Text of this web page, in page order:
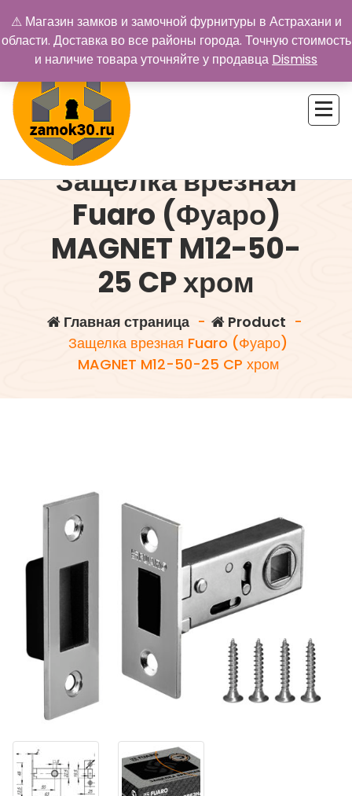
содержимому
Защелка врезная
Fuaro (Фуаро)
MAGNET M12-50-
25 CP хром
Главная страница - Product -
Защелка врезная Fuaro (Фуаро)
MAGNET M12-50-25 CP хром
⚠ Магазин замков и замочной фурнитуры в Астрахани и
области. Доставка во все районы города. Точную стоимость
и наличие товара уточняйте у продавца Dismiss